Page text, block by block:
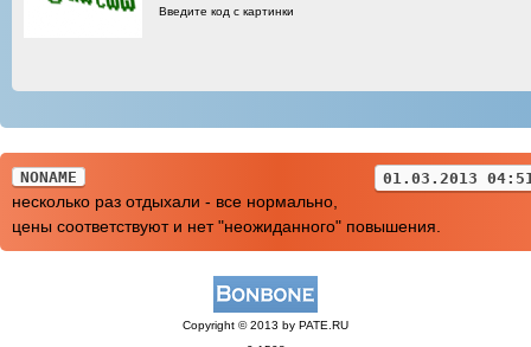
Введите код с картинки
NONAME 01.03.2013
несколько раз отдыхали - все нормально,
цены соответствуют и нет "неожиданного" повышения.
Copyright © 2013 by PATE.RU